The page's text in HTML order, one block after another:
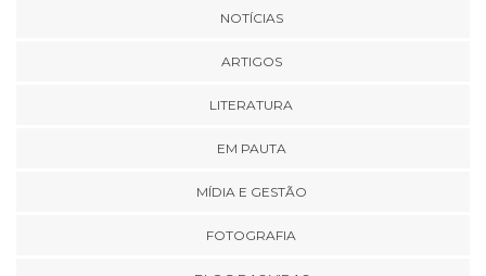
NOTÍCIAS
ARTIGOS
LITERATURA
EM PAUTA
MÍDIA E GESTÃO
FOTOGRAFIA